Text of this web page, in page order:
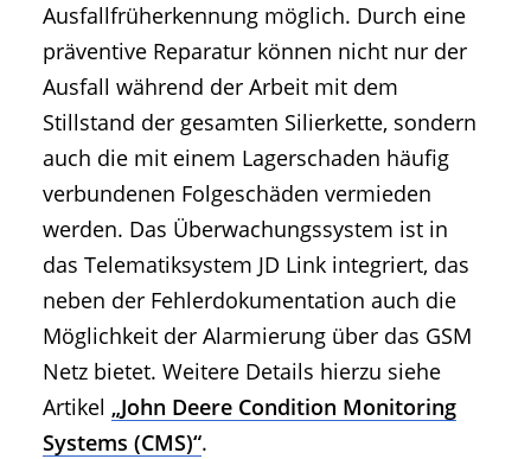
Ausfallfrüherkennung möglich. Durch eine
präventive Reparatur können nicht nur der
Ausfall während der Arbeit mit dem
Stillstand der gesamten Silierkette, sondern
auch die mit einem Lagerschaden häufig
verbundenen Folgeschäden vermieden
werden. Das Überwachungssystem ist in
das Telematiksystem JD Link integriert, das
neben der Fehlerdokumentation auch die
Möglichkeit der Alarmierung über das GSM
Netz bietet. Weitere Details hierzu siehe
Artikel „John Deere Condition Monitoring
Systems (CMS)“.